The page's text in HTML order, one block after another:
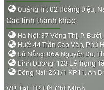
Quảng Trị: 02 Hoàng Diệu,
Các tỉnh thành khác
Hà Nội: 37 Võng Thị, P.
Huế: 44 Trần Cao Vân, Phú
Đà Nẵng: 06A Nguyễn Du,
Bình Dương: 123 Lê Trọng
Đồng Nai: 261/1 KP11, An